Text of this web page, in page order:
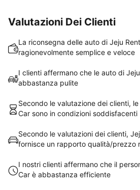
Valutazioni Dei Clienti
La riconsegna delle auto di Jeju
ragionevolmente semplice e veloce
I clienti affermano che le auto di
abbastanza pulite
Secondo le valutazione dei clienti,
Car sono in condizioni soddisfacenti
Secondo le valutazioni dei clienti,
fornisce un rapporto qualità/prezzo
I nostri clienti affermano che il
Car è abbastanza efficiente